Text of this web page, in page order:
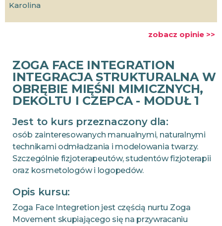
Karolina
zobacz opinie >>
ZOGA FACE INTEGRATION
INTEGRACJA STRUKTURALNA W
OBRĘBIE MIĘŚNI MIMICZNYCH,
DEKOLTU I CZEPCA - MODUŁ 1
Jest to kurs przeznaczony dla:
osób zainteresowanych manualnymi, naturalnymi
technikami odmładzania i modelowania twarzy.
Szczególnie fizjoterapeutów, studentów fizjoterapii
oraz kosmetologów i logopedów.
Opis kursu:
Zoga Face Integretion jest częścią nurtu Zoga
Movement skupiającego się na przywracaniu